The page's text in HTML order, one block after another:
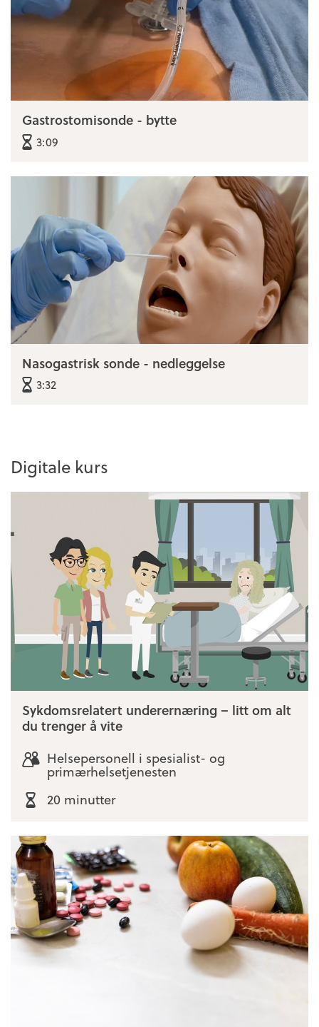
Gastrostomisonde - bytte
3:09
Nasogastrisk sonde - nedleggelse
3:32
Digitale kurs
Sykdomsrelatert underernæring – litt om alt
du trenger å vite
Helsepersonell i spesialist- og
primærhelsetjenesten
20 minutter